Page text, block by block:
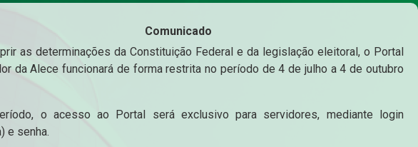
Comunicado
as determinações da Constituição Federal e da legislação eleitoral, o Portal
da Alece funcionará de forma restrita no período de 4 de julho a 4 de outubro
o acesso ao Portal será exclusivo para servidores, mediante login
e senha.